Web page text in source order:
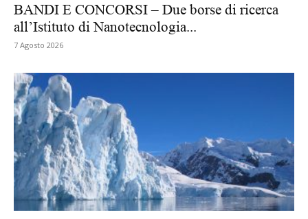
BANDI E CONCORSI – Due borse di ricerca
all’Istituto di Nanotecnologia...
7 Agosto 2026